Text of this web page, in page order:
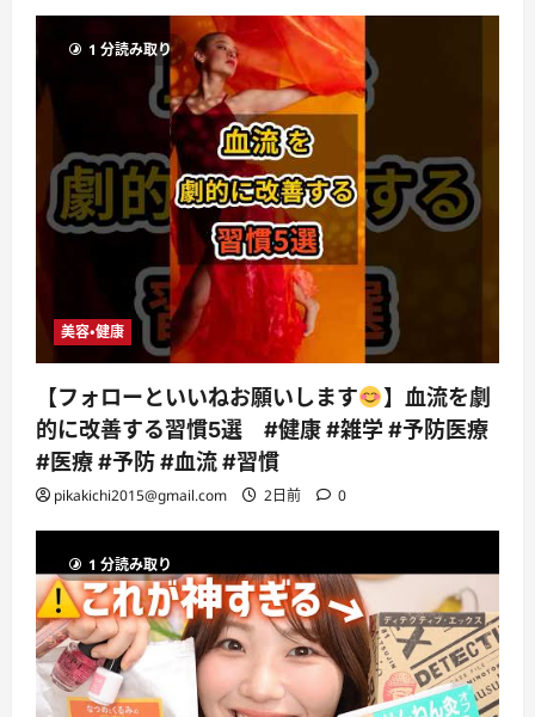
1 分読み取り
美容・健康
【フォローといいねお願いします
】血流を劇
的に改善する習慣5選 #健康 #雑学 #予防医療
#医療 #予防 #血流 #習慣
pikakichi2015@gmail.com 2日前 0
1 分読み取り